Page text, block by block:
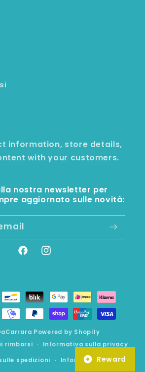
information, store details,
with your customers.
nostra newsletter per
aggiornato sulle novità:
FacebookInstagram
Powered by Shopify
rimborsi
Informativa sulla privacy
spedizioni
Informativa legale
Reward